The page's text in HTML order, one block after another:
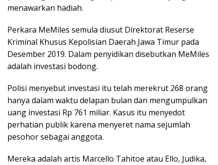
menawarkan hadiah.
Perkara MeMiles semula diusut Direktorat Reserse
Kriminal Khusus Kepolisian Daerah Jawa Timur pada
Desember 2019. Dalam penyidikan disebutkan MeMiles
adalah investasi bodong.
Polisi menyebut investasi itu telah merekrut 268 orang
hanya dalam waktu delapan bulan dan mengumpulkan
uang investasi Rp 761 miliar. Kasus itu menyedot
perhatian publik karena menyeret nama sejumlah
pesohor sebagai anggota.
Mereka adalah artis Marcello Tahitoe atau Ello, Judika,